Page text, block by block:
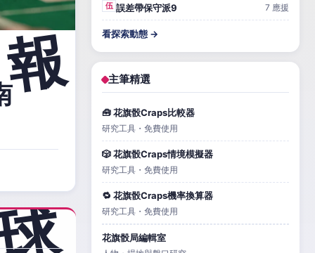
伍 誤差帶保守派9 7 應援
看探索動態 →
主筆精選
🧰 花旗骰Craps比較器
研究工具・免費使用
🎲 花旗骰Craps情境模擬器
研究工具・免費使用
🔁 花旗骰Craps機率換算器
研究工具・免費使用
花旗骰局編輯室